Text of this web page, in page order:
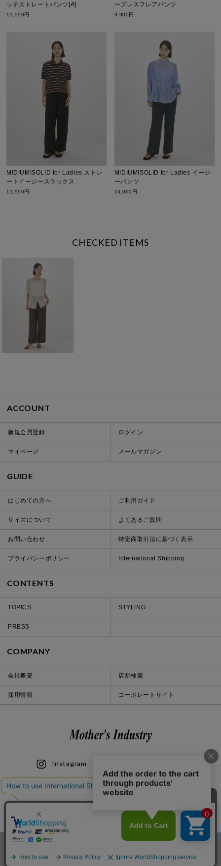
ッチストレートパンツ[A]
11,550円
ープレスフレアパンツ
9,900円
MIDIUMISOLID for Ladies ストレ
ートイージースラックス
11,550円
MIDIUMISOLID for Ladies イージ
ーパンツ
13,090円
CHECKED ITEMS
ACCOUNT
新規会員登録 ログイン
マイページ メールマガジン
GUIDE
はじめての方へ ご利用ガイド
サイズについて よくあるご質問
お問い合わせ 特定商取引法に基づく表示
プライバシーポリシー International Shipping
CONTENTS
TOPICS STYLING
PRESS
COMPANY
会社概要 店舗検索
採用情報 コーポレートサイト
Instagram
iOS Android
© 2020 Mother’s Industry co., ltd.